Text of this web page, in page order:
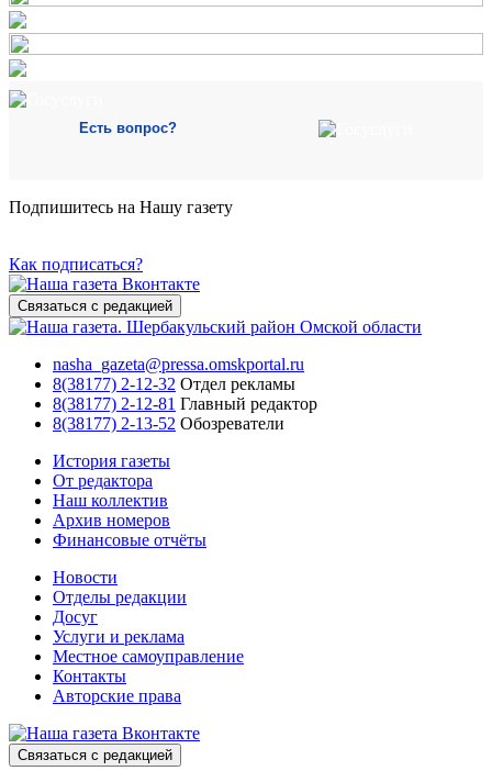
Есть вопрос?
Подпишитесь на Нашу газету
Как подписаться?
Связаться с редакцией
nasha_gazeta@pressa.omskportal.ru
8(38177) 2-12-32 Отдел рекламы
8(38177) 2-12-81 Главный редактор
8(38177) 2-13-52 Обозреватели
История газеты
От редактора
Наш коллектив
Архив номеров
Финансовые отчёты
Новости
Отделы редакции
Досуг
Услуги и реклама
Местное самоуправление
Контакты
Авторские права
Связаться с редакцией